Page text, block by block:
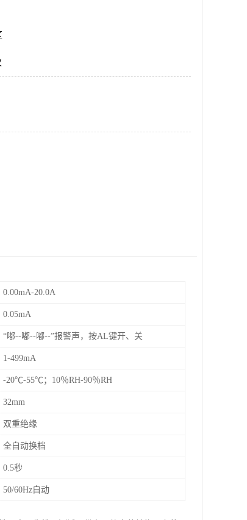
0.00mA-20.0A
0.05mA
“嘟--嘟--嘟--”报警声，按AL键开、关
1-499mA
-20℃-55℃；10％RH-90％RH
32mm
双重绝缘
全自动换档
0.5秒
50/60Hz自动